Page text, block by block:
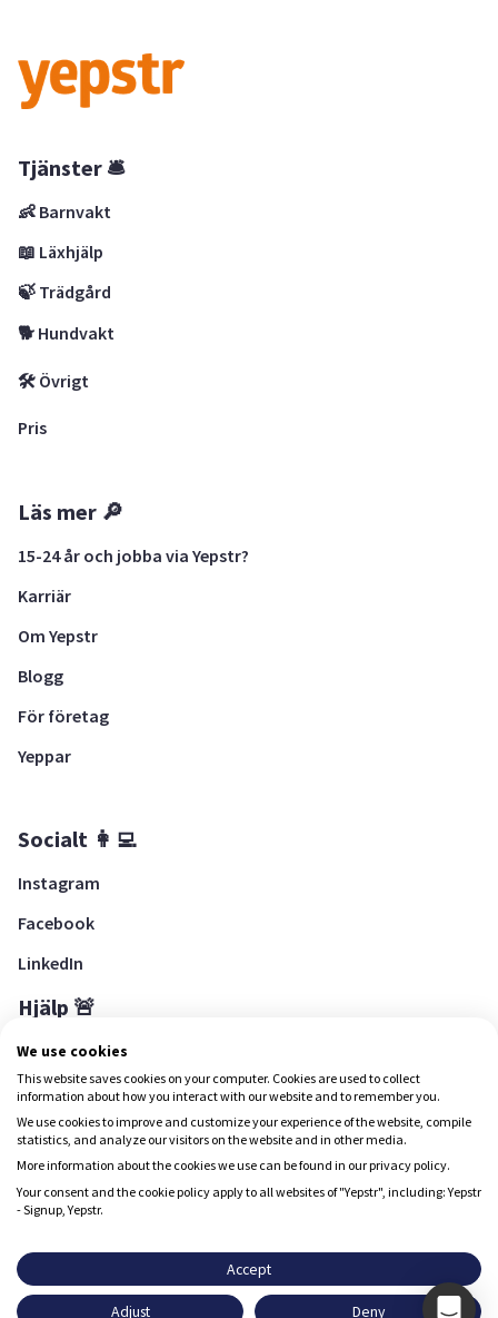
Tjänster 🛎
👶 Barnvakt
📖 Läxhjälp
🍃 Trädgård
🐕 Hundvakt
🛠 Övrigt
Pris
Läs mer 🔎
15-24 år och jobba via Yepstr?
Karriär
Om Yepstr
Blogg
För företag
Yeppar
Socialt 👩‍💻
Instagram
Facebook
LinkedIn
Hjälp 🚨
Hjälpcenter
Ladda ned Yepstr
Ladda ned Yepstr
Yepstr AB • Org. 556997-9817 • Skeppsbron 28, 111 30
upplevelse.
We use cookies
This website saves cookies on your computer. Cookies are used to collect
information about how you interact with our website and to remember you.
We use cookies to improve and customize your experience of the website, compile
statistics, and analyze our visitors on the website and in other media.
More information about the cookies we use can be found in our privacy policy.
Your consent and the cookie policy apply to all websites of "Yepstr", including: Yepstr
- Signup, Yepstr.
Accept
Adjust Deny